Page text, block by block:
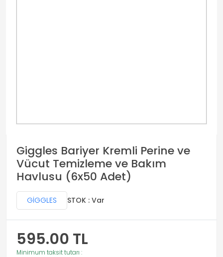
Giggles Bariyer Kremli Perine ve
Vücut Temizleme ve Bakım
Havlusu (6x50 Adet)
GİGGLES STOK : Var
595.00 TL
Minimum taksit tutarı :